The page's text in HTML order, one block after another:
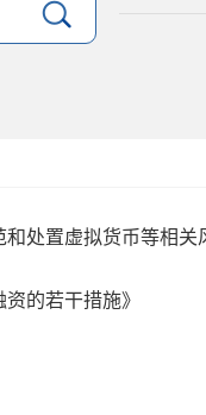
处置虚拟货币等相关
的若干措施》